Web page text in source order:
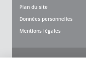
Plan du site
Données personnelles
Mentions légales